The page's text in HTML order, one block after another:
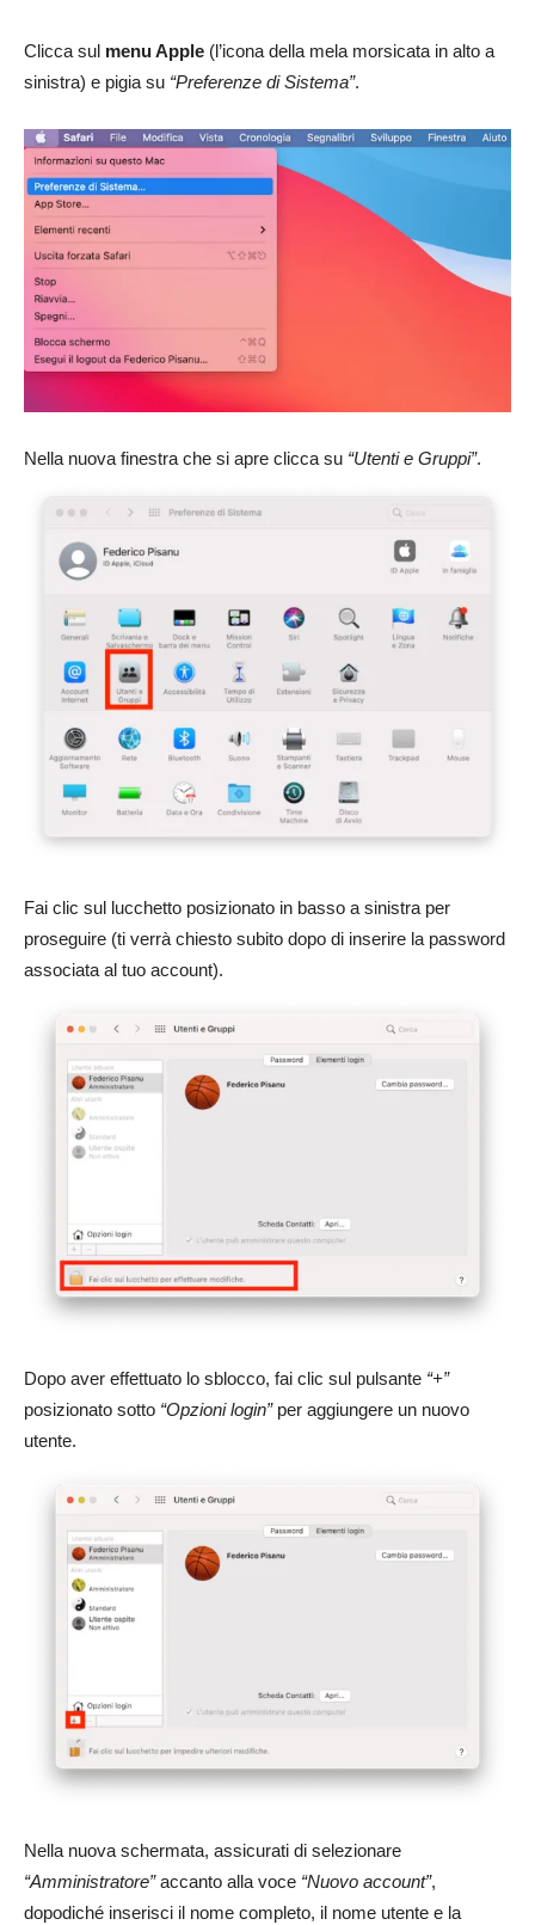
Clicca sul menu Apple (l’icona della mela morsicata in alto a
sinistra) e pigia su “Preferenze di Sistema”.
Nella nuova finestra che si apre clicca su “Utenti e Gruppi”.
Fai clic sul lucchetto posizionato in basso a sinistra per
proseguire (ti verrà chiesto subito dopo di inserire la password
associata al tuo account).
Dopo aver effettuato lo sblocco, fai clic sul pulsante “+”
posizionato sotto “Opzioni login”per aggiungere un nuovo
utente.
Nella nuova schermata, assicurati di selezionare
“Amministratore”accanto alla voce “Nuovo account”,
dopodiché inserisci il nome completo, il nome utente e la